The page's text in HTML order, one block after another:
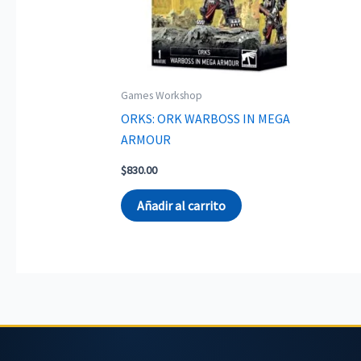
Games Workshop
ORKS: ORK WARBOSS IN MEGA
ARMOUR
$830.00
Añadir al carrito